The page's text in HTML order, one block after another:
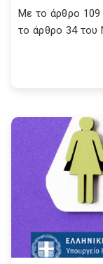
Με το άρθρο 109
το άρθρο 34 του